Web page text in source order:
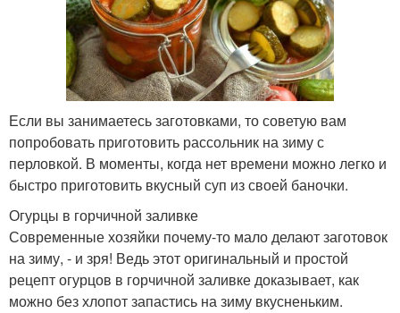
Если вы занимаетесь заготовками, то советую вам
попробовать приготовить рассольник на зиму с
перловкой. В моменты, когда нет времени можно легко и
быстро приготовить вкусный суп из своей баночки.
Огурцы в горчичной заливке
Современные хозяйки почему-то мало делают заготовок
на зиму, - и зря! Ведь этот оригинальный и простой
рецепт огурцов в горчичной заливке доказывает, как
можно без хлопот запастись на зиму вкусненьким.